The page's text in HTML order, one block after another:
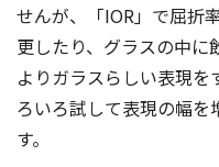
せんが、「IOR」で屈折
更したり、グラスの中に
よりガラスらしい表現
ろいろ試して表現の幅を
す。